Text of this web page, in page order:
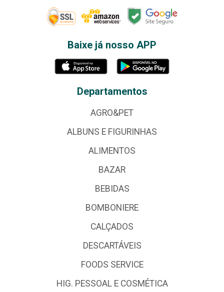
Baixe já nosso APP
Departamentos
AGRO&PET
ALBUNS E FIGURINHAS
ALIMENTOS
BAZAR
BEBIDAS
BOMBONIERE
CALÇADOS
DESCARTÁVEIS
FOODS SERVICE
HIG. PESSOAL E COSMÉTICA